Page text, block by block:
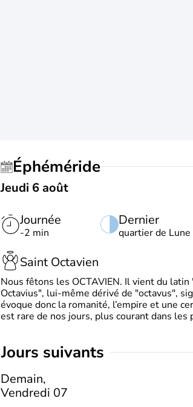
Éphéméride
Jeudi 6 août
Journée
-2 min
Dernier
quartier de Lune
Saint Octavien
Nous fêtons les OCTAVIEN. Il vient du
Octavius", lui-même dérivé de "octavus",
évoque donc la romanité, l’empire et une
est rare de nos jours, plus courant dans les
jours suivants
Demain,
Vendredi 07